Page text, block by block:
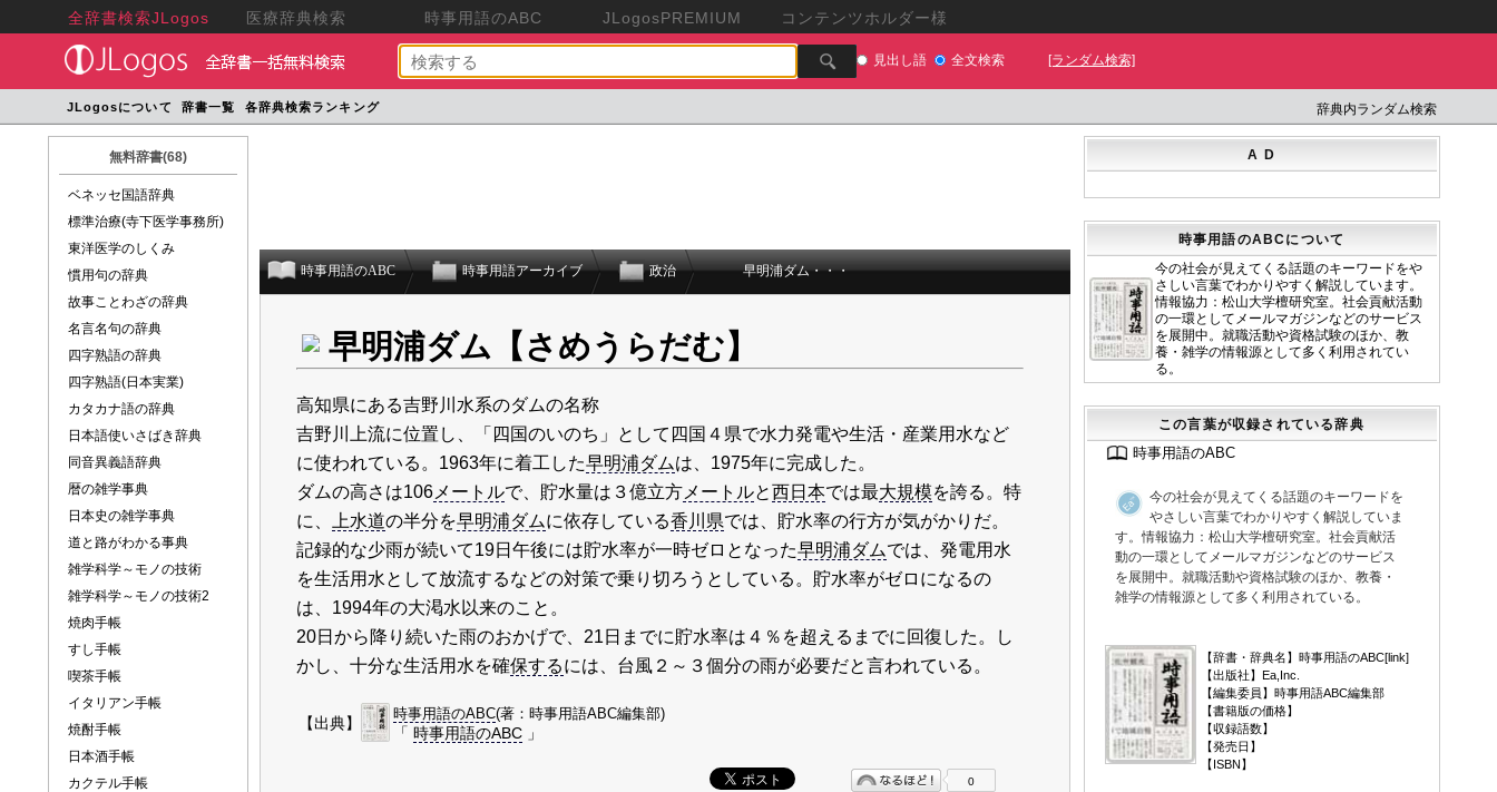
全辞書検索JLogos 医療辞典検索 時事用語のABC JLogosPREMIUM コンテンツホルダー様
見出し語 全文検索 [ランダム検索]
JLogosについて 辞書一覧 各辞典検索ランキング 辞典内ランダム検索
無料辞書(68)
ベネッセ国語辞典
標準治療(寺下医学事務所)
東洋医学のしくみ
慣用句の辞典
故事ことわざの辞典
名言名句の辞典
四字熟語の辞典
四字熟語(日本実業)
カタカナ語の辞典
日本語使いさばき辞典
同音異義語辞典
暦の雑学事典
日本史の雑学事典
道と路がわかる事典
雑学科学～モノの技術
雑学科学～モノの技術2
焼肉手帳
すし手帳
喫茶手帳
イタリアン手帳
焼酎手帳
日本酒手帳
カクテル手帳
時事用語のABC 時事用語アーカイブ 政治 早明浦ダム・・・
早明浦ダム【さめうらだむ】
高知県にある吉野川水系のダムの名称
吉野川上流に位置し、「四国のいのち」として四国４県で水力発電や生活・産業用水など
に使われている。1963年に着工した早明浦ダムは、1975年に完成した。
ダムの高さは106メートルで、貯水量は３億立方メートルと西日本では最大規模を誇る。特
に、
上水道の半分を早明浦ダムに依存している香川県では、貯水率の行方が気がかりだ。
記録的な少雨が続いて19日午後には貯水率が一時ゼロとなった早明浦ダムでは、発電用水
を生活用水として放流するなどの対策で乗り切ろうとしている。貯水率がゼロになるの
は、1994年の大渇水以来のこと。
20日から降り続いた雨のおかげで、21日までに貯水率は４％を超えるまでに回復した。し
かし、十分な生活用水を確保するには、台風２～３個分の雨が必要だと言われている。
【出典】
時事用語のABC(著：時事用語ABC編集部)
「 時事用語のABC」
0
A D
時事用語のABCについて
今の社会が見えてくる話題のキーワードをや
さしい言葉でわかりやすく解説しています。
情報協力：松山大学檀研究室。社会貢献活動
の一環としてメールマガジンなどのサービス
を展開中。就職活動や資格試験のほか、教
養・雑学の情報源として多く利用されてい
る。
この言葉が収録されている辞典
時事用語のABC
今の社会が見えてくる話題のキーワードを
やさしい言葉でわかりやすく解説していま
す。情報協力：松山大学檀研究室。社会貢献活
動の一環としてメールマガジンなどのサービス
を展開中。就職活動や資格試験のほか、教養・
雑学の情報源として多く利用されている。
【辞書・辞典名】時事用語のABC[link]
【出版社】Ea,Inc.
【編集委員】時事用語ABC編集部
【書籍版の価格】
【収録語数】
【発売日】
【ISBN】